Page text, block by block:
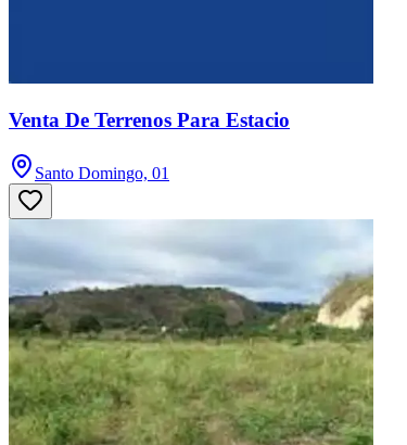
Venta De Terrenos Para Estacio
Santo Domingo, 01